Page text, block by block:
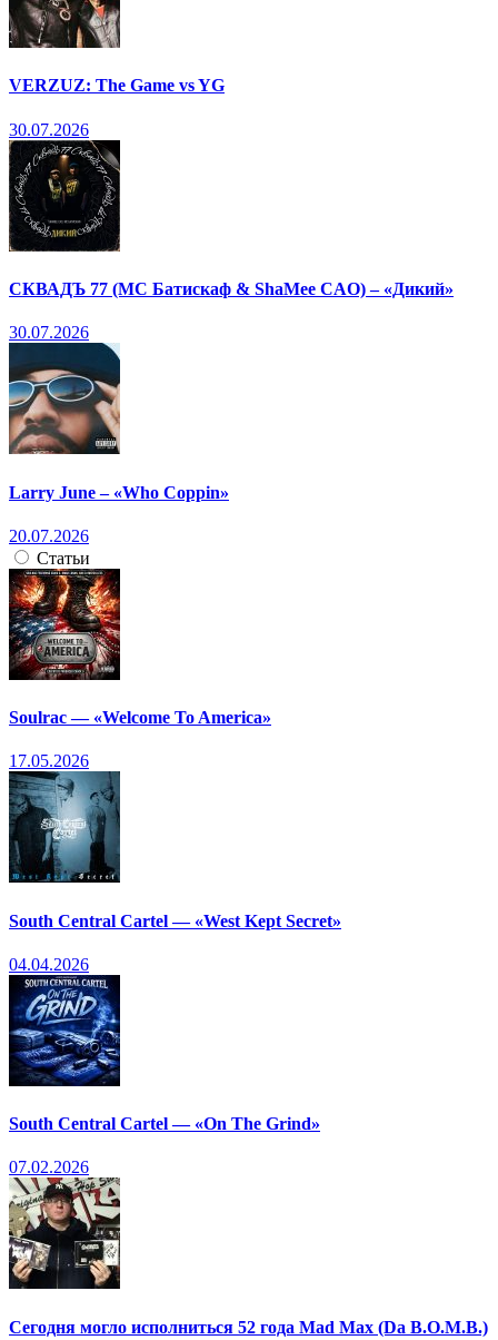
VERZUZ: The Game vs YG
30.07.2026
СКВАДЪ 77 (МС Батискаф & ShaMee CAO) – «Дикий»
30.07.2026
Larry June – «Who Coppin»
20.07.2026
Статьи
Soulrac — «Welcome To America»
17.05.2026
South Central Cartel — «West Kept Secret»
04.04.2026
South Central Cartel — «On The Grind»
07.02.2026
Сегодня могло исполниться 52 года Mad Max (Da B.O.M.B.)